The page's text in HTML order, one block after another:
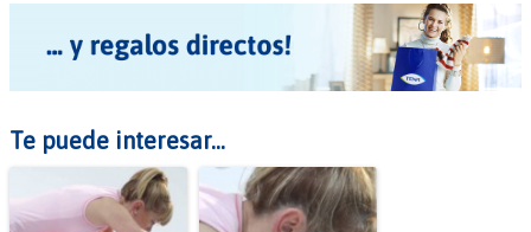
Te puede interesar...